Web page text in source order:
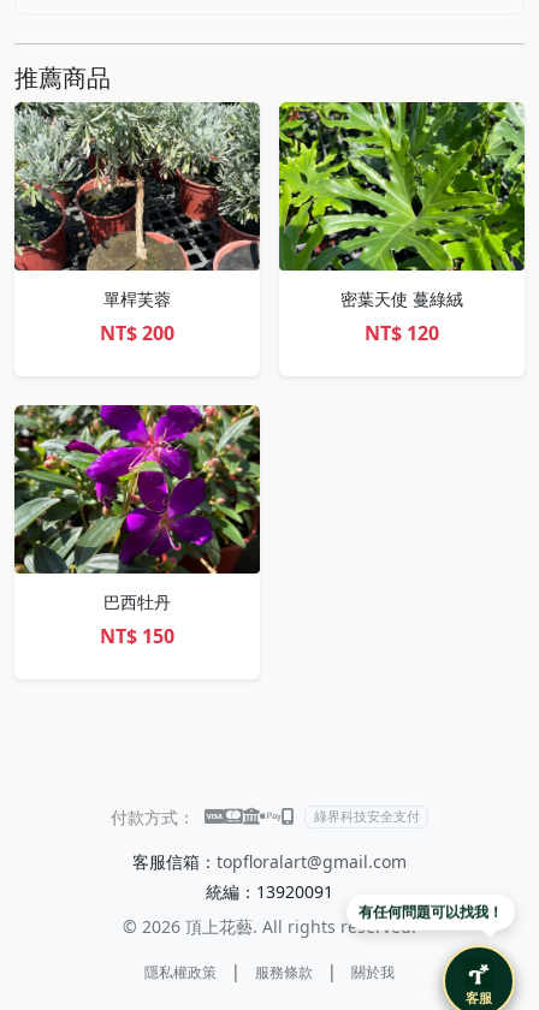
推薦商品
單桿芙蓉
NT$200
密葉天使 蔓綠絨
NT$ 120
巴西牡丹
NT$ 150
付款方式： 綠界科技安全支付
客服信箱： topfloralart@gmail.com
統編：13920091
© 2026 頂上花藝. All rights reserved.
隱私權政策 | 服務條款 | 關於我
有任何問題可以找我！
客服